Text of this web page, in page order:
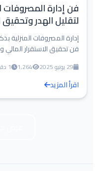
فن إدارة المصروفات
لتقليل الهدر وتحقيق
إدارة المصروفات المنزلية
فن تحقيق الاستقرار المالي
29 يونيو 2025 1,264 1 دقيقة
اقرأ المزيد